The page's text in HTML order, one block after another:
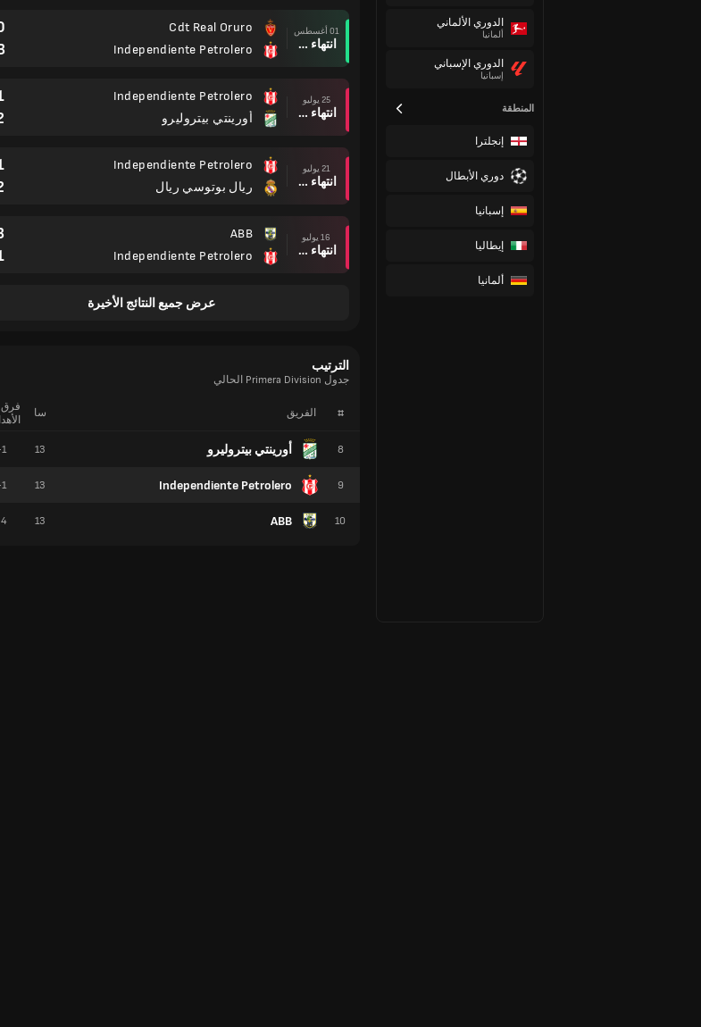
الدوري الألماني
ألمانيا
الدوري الإسباني
إسبانيا
المنطقة
إنجلترا
دوري الأبطال
إسبانيا
إيطاليا
ألمانيا
01 أغسطس
انتهاء وقت المباراة
Cdt Real Oruro
Independiente Petrolero
25 يوليو
انتهاء وقت المباراة
Independiente Petrolero
أورينتي بيتروليرو
21 يوليو
انتهاء وقت المباراة
Independiente Petrolero
ريال بوتوسي ريال
16 يوليو
انتهاء وقت المباراة
ABB
Independiente Petrolero
عرض جميع النتائج الأخيرة
الترتيب
جدول Primera Division الحالي
# الفريق
8 أورينتي بيتروليرو
9
Independiente Petrolero
10
ABB
سا
فرق
13
13
13